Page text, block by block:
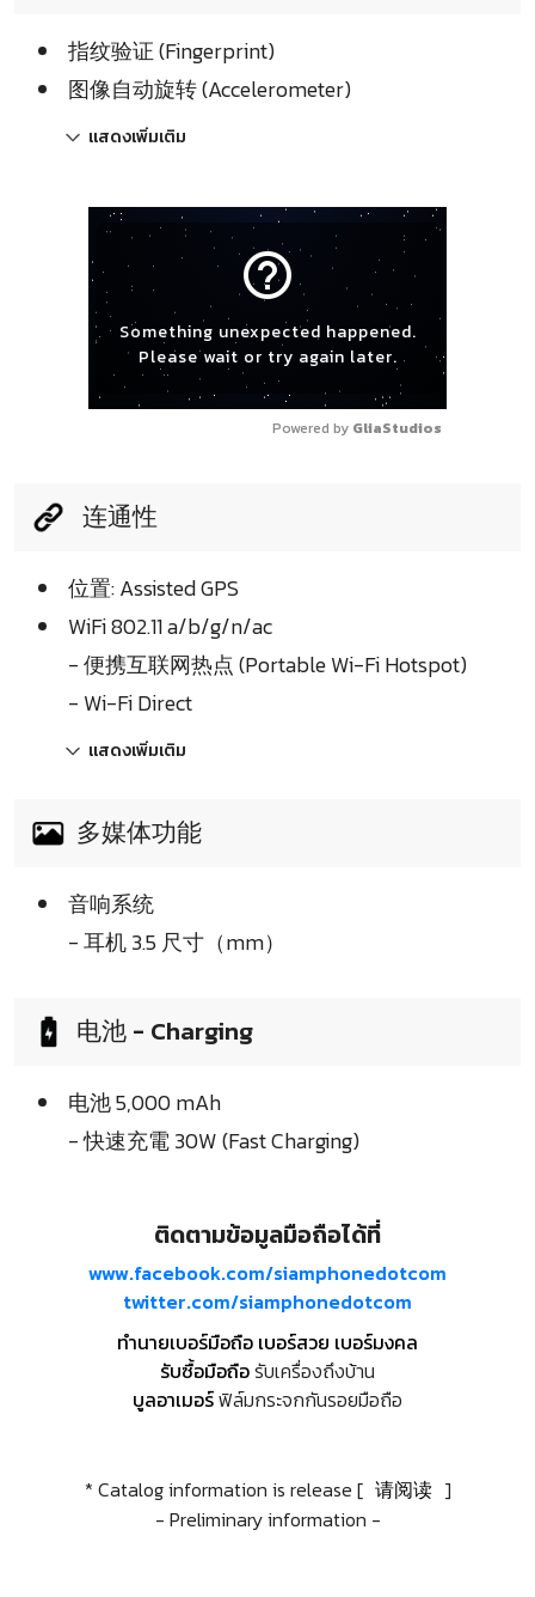
指纹验证 (Fingerprint)
图像自动旋转 (Accelerometer)
แสดงเพิ่มเติม
help_outline
Something unexpected happened.
Please wait or try again later.
Powered by GliaStudios
连通性
位置: Assisted GPS
WiFi 802.11 a/b/g/n/ac
- 便携互联网热点 (Portable Wi-Fi Hotspot)
- Wi-Fi Direct
แสดงเพิ่มเติม
多媒体功能
音响系统
- 耳机 3.5 尺寸（mm）
电池 - Charging
电池 5,000 mAh
- 快速充電 30W (Fast Charging)
ติดตามข้อมูลมือถือได้ที่
www.facebook.com/siamphonedotcom
twitter.com/siamphonedotcom
ทำนายเบอร์มือถือ เบอร์สวย เบอร์มงคล
รับซื้อมือถือรับเครื่องถึงบ้าน
บูลอาเมอร์ฟิล์มกระจกกันรอยมือถือ
* Catalog information is release [ 请阅读 ]
- Preliminary information -